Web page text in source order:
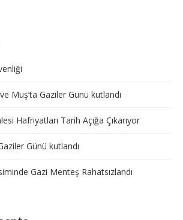
Muş’ta Gaziler Günü kutlandı
Hafriyatları Tarih Açığa Çıkarıyor
Günü kutlandı
Gazi Menteş Rahatsızlandı